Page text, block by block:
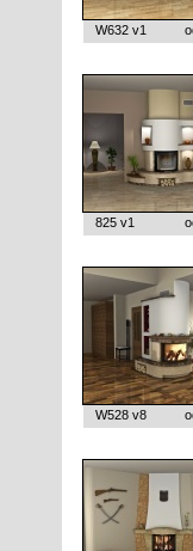
W632 v1
825 v1
W528 v8